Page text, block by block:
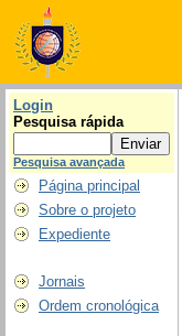
Login
Pesquisa rápida
Pesquisa avançada
Página principal
Sobre o projeto
Expediente
Jornais
Ordem cronológica